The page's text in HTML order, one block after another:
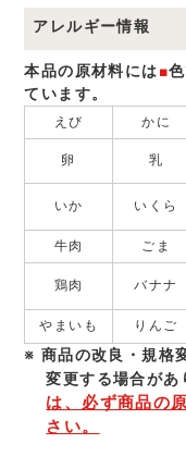
アレルギー情報
本品の原材料には■
ています。
えび かに
卵 乳
いか いくら
牛肉 ごま
鶏肉 バナナ
やまいも りんご
商品の改良・規格
変更する場合があ
は、必ず商品の
さい。